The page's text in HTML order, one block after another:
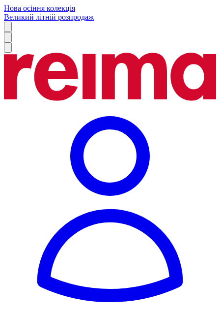
Нова осіння колекція
Великий літній розпродаж